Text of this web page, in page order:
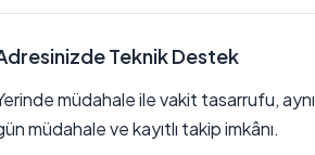
Teknik Destek
müdahale ile vakit tasarrufu, aynı
müdahale ve kayıtlı takip imkânı.